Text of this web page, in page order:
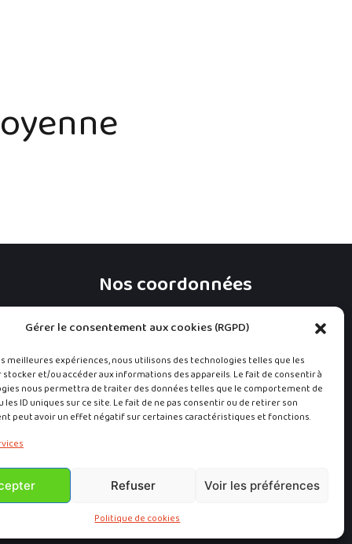
Gérer le consentement aux cookies (RGPD)
meilleures expériences, nous utilisons des technologies telles que les
et/ou accéder aux informations des appareils. Le fait de consentir à
nous permettra de traiter des données telles que le comportement de
les ID uniques sur ce site. Le fait de ne pas consentir ou de retirer son
peut avoir un effet négatif sur certaines caractéristiques et fonctions.
Refuser Voir les préférences
Politique de cookies
Nos coordonnées
Mail :info@l-carre.be
B-7100 La Louvière
Mentions légales
Mentions légales
Politique de cookies (UE)